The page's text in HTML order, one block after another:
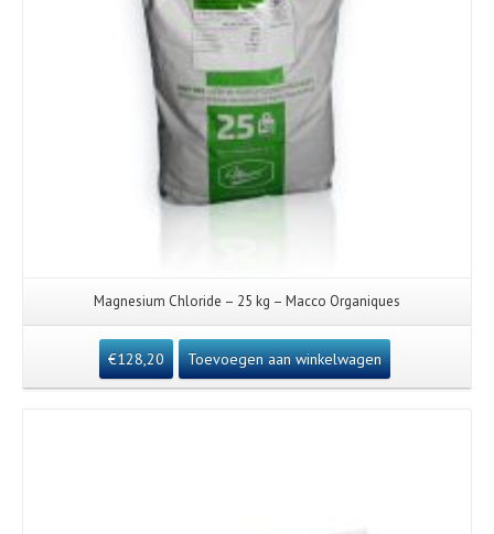
Magnesium Chloride – 25 kg – Macco Organiques
€128,20 Toevoegen aan winkelwagen